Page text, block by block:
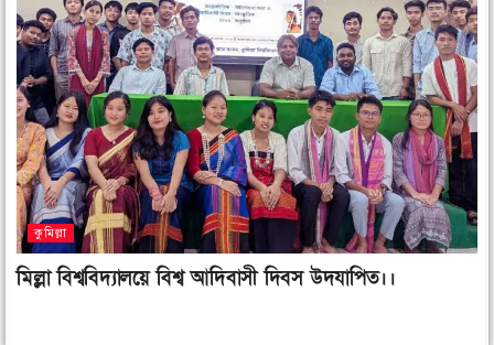
কুমিল্লা
মিল্লা বিশ্ববিদ্যালয়ে বিশ্ব আদিবাসী দিবস উদযাপিত।।